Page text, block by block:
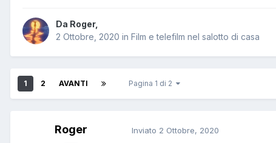
Da Roger,
2 Ottobre, 2020 in Film e telefilm nel salotto di casa
1 2 AVANTI Pagina 1 di 2
Roger Inviato 2 Ottobre, 2020